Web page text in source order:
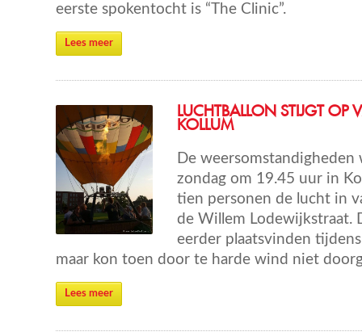
eerste spokentocht is “The Clinic”.
Lees meer
LUCHTBALLON STIJGT OP
KOLLUM
De weersomstandigheden
zondag om 19.45 uur in
tien personen de lucht in
de Willem Lodewijkstraat.
eerder plaatsvinden
maar kon toen door te harde wind niet
Lees meer